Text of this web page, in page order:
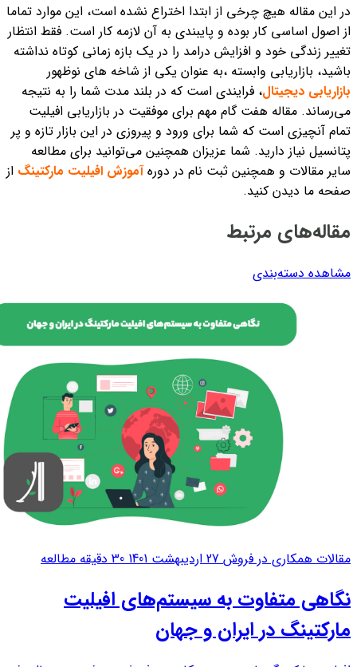
در این مقاله هیچ چرخی از ابتدا اختراع نشده است، این موارد تماما
از اصول اساسی کار بوده و پایبندی به آن لازمه کار است. فقط انتظار
تغییر زندگی خود و افزایش درامد را در یک بازه زمانی کوتاه نداشته
باشید، بازاریابی وابسته ،به عنوان یکی از شاخه های نوظهور
بازاریابی دیجیتال، فرایندی است که در بلند مدت شما را به نتیجه
می‌رساند. مقاله هفت گام مهم برای موفقیت در بازاریابی افیلیت
تمام آنچیزی است که شما برای ورود و پیروزی در این بازار تازه و پر
پتانسیل نیاز دارید. شما عزیزان همچنین می‌توانید برای مطالعه
سایر مقالات و همچنین ثبت نام در دورهآموزش افیلیت مارکتینگ از
صفحه ما دیدن کنید.
مقاله‌های مرتبط
مشاهده دسته‌بندی
مقالات همکاری در فروش 27 اردیبهشت 1401 30 دقیقه مطالعه
نگاهی متفاوت به سیستم‌های افیلیت
مارکتینگ در ایران و جهان